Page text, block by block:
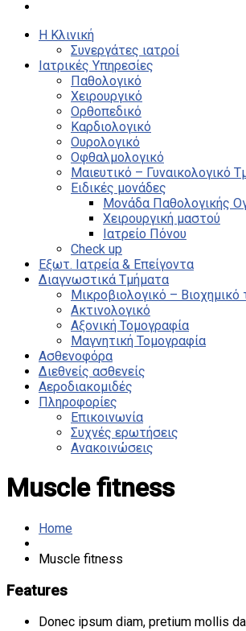
Η Κλινική
Συνεργάτες ιατροί
Ιατρικές Υπηρεσίες
Παθολογικό
Χειρουργικό
Ορθοπεδικό
Καρδιολογικό
Ουρολογικό
Οφθαλμολογικό
Μαιευτικό – Γυναικολογικό
Ειδικές μονάδες
Μονάδα Παθολογικής
Χειρουργική μαστού
Ιατρείο Πόνου
Check up
Εξωτ. Ιατρεία & Επείγοντα
Διαγνωστικά Τμήματα
Μικροβιολογικό – Βιοχημικό
Ακτινολογικό
Αξονική Τομογραφία
Μαγνητική Τομογραφία
Ασθενοφόρα
Διεθνείς ασθενείς
Αεροδιακομιδές
Πληροφορίες
Επικοινωνία
Συχνές ερωτήσεις
Ανακοινώσεις
Muscle fitness
Home
Muscle fitness
Features
Donec ipsum diam, pretium mollis